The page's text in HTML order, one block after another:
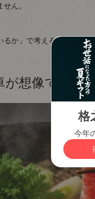
ん。
か」で考えることが大切
想像できる